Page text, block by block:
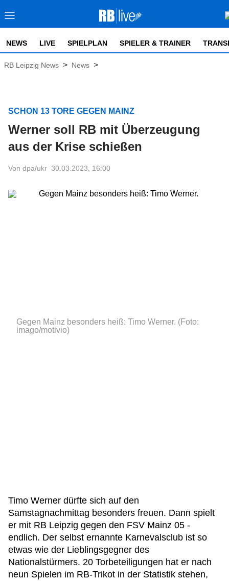
NEWS LIVE SPIELPLAN SPIELER & TRAINER
RB Leipzig News > News >
SCHON 13 TORE GEGEN MAINZ
Werner soll RB mit Überzeugung
aus der Krise schießen
Von dpa/ukr 30.03.2023, 16:00
Gegen Mainz besonders heiß: Timo Werner. (Foto:
imago/motivio)
Timo Werner dürfte sich auf den
Samstagnachmittag besonders freuen. Dann spielt
er mit RB Leipzig gegen den FSV Mainz 05 -
endlich. Der selbst ernannte Karnevalsclub ist so
etwas wie der Lieblingsgegner des
Nationalstürmers. 20 Torbeteiligungen hat er nach
neun Spielen im RB-Trikot in der Statistik stehen,